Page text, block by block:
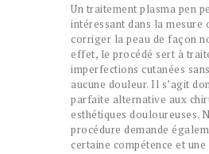
Un traitement plasma pen
intéressant dans la mesure
corriger la peau de façon
effet, le procédé sert à
imperfections cutanées
aucune douleur. Il s’agit
parfaite alternative aux
esthétiques douloureuses.
procédure demande
certaine compétence et